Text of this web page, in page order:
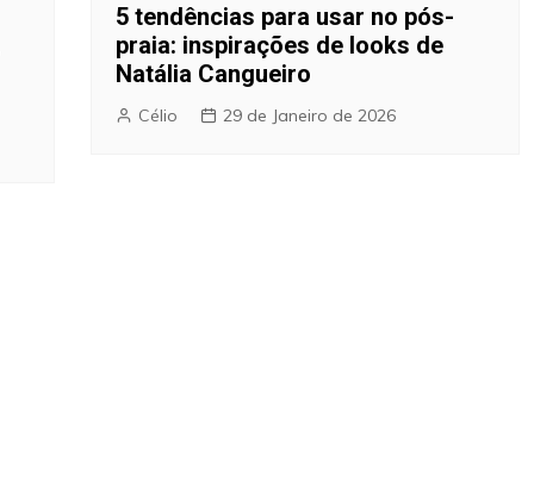
5 tendências para usar no pós-
praia: inspirações de looks de
Natália Cangueiro
Célio 29 de Janeiro de 2026